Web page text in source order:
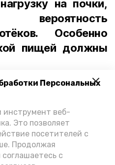
Персональных
инструмент веб-
Это позволяет
посетителей с
Продолжая
с
на почки,
Особенно
пищей должны
безопасной
30-50 граммов
следует обратить
которым она
грубого